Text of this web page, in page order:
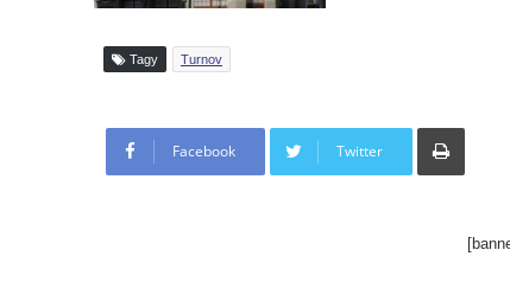
Tagy Turnov
Facebook Twitter